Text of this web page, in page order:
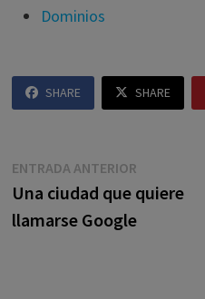
Dominios
SHARE SHARE
Navegación
de
ENTRADA ANTERIOREntrada
anterior:
Una ciudad que quiere
llamarse Google